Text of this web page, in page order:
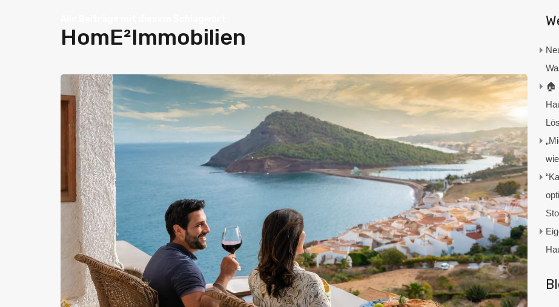
HomE²Immobilien
🏠